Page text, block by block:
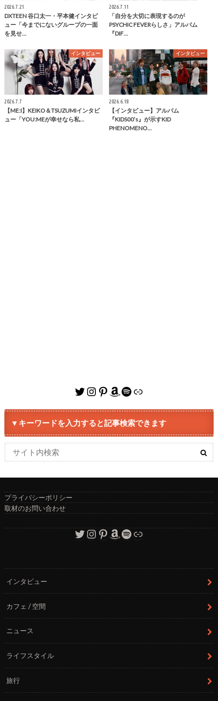
2026.7.21
DXTEEN 谷口太一・平本健インタビ
ュー「今までにないグループの一面
を見せ…
2026.7.11
「自分を大切に表現するのが
PSYCHIC FEVERらしさ」アルバム
『DIF…
インタビュー
2026.7.7
【ME:I】KEIKO＆TSUZUMIインタビ
ュー「YOU:MEが幸せなら私…
インタビュー
2026.6.18
【インタビュー】アルバム
『KIDS00’s』が示すKID
PHENOMENO…
Twitter
Instagram
Pinterest
Amazon
Spotify
リンク
▼キーワードを入力すると記事検索できます
プライバシーポリシー
取材のお問い合わせ
Twitter
Instagram
Pinterest
Amazon
Spotify
リンク
インタビュー
カフェ / 空間
ニュース
ライフスタイル
旅行